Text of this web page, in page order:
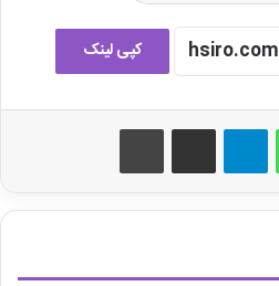
کپی لینک
واتس آپ تلگرام اشتراک گذاری از طریق ایمیل